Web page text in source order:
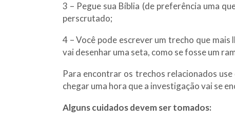
3 – Pegue sua Bíblia (de preferência uma
perscrutado;
4 – Você pode escrever um trecho que
vai desenhar uma seta, como se fosse um
Para encontrar os trechos relacionados
chegar uma hora que a investigação vai se
Alguns cuidados devem ser tomados: